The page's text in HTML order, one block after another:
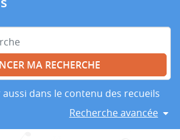
aussi dans le contenu des recueils
Recherche avancée